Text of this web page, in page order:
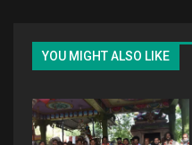
YOU MIGHT ALSO LIKE